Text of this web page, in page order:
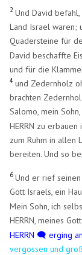
2 Und David
Land Israel waren;
Quadersteine für
David beschaffte
und für die
4 und Zedernholz
brachten
Salomo, mein
HERRN zu
zum Ruhm in allen
bereiten. Und so
6 Und er rief seinen
Gott Israels, ein
Mein Sohn, ich
HERRN, meines
HERRN 🗨️ erging
vergossen und